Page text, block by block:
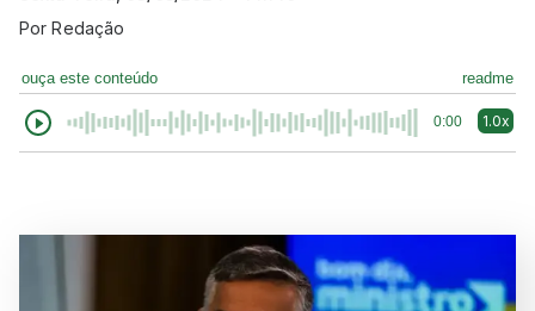
PorRedação
ouça este conteúdo readme
0:00 1.0x